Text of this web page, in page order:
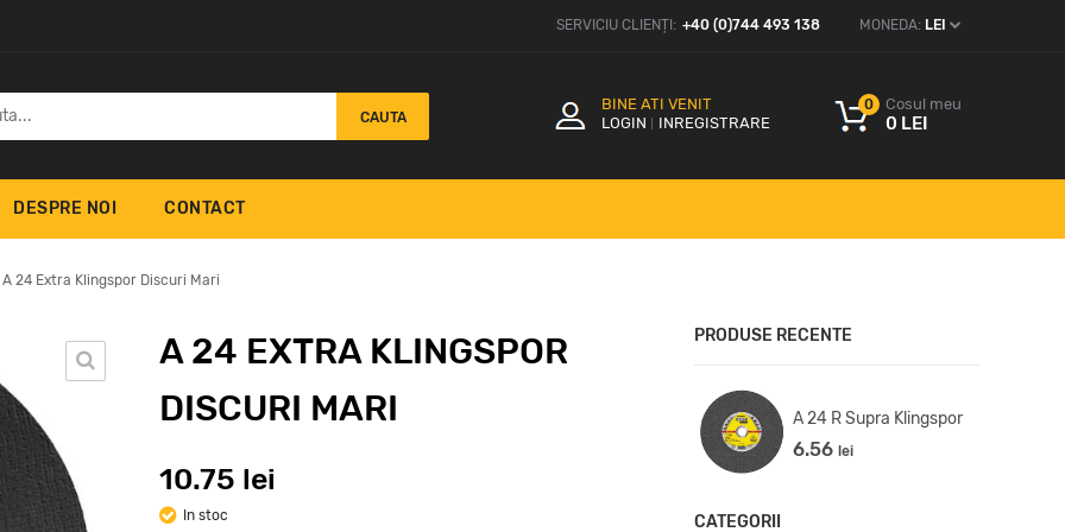
SERVICIU CLIENȚI: +40 (0)744 493 138 MONEDA: LEI
CAUTA
BINE ATI VENIT
LOGIN
INREGISTRARE
Cosul meu
0 LEI
0
DESPRE NOI CONTACT
A 24 Extra Klingspor Discuri Mari
A 24 EXTRA KLINGSPOR
DISCURI MARI
10.75 lei
In stoc
PRODUSE RECENTE
Klingspor
K 960 TX Special
A 24 R Supra Klingspor
6.56 lei
CATEGORII